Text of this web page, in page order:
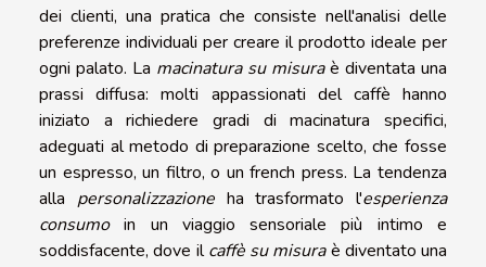
dei clienti, una pratica che consiste nell'analisi delle
preferenze individuali per creare il prodotto ideale per
ogni palato. La macinatura su misuraè diventata una
prassi diffusa: molti appassionati del caffè hanno
iniziato a richiedere gradi di macinatura specifici,
adeguati al metodo di preparazione scelto, che fosse
un espresso, un filtro, o un french press. La tendenza
alla personalizzazioneha trasformato l'esperienza
consumoin un viaggio sensoriale più intimo e
soddisfacente, dove ilcaffè su misuraè diventato una